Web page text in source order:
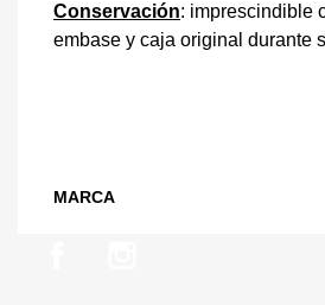
Conservación: imprescindible
embase y caja original durante
MARCA